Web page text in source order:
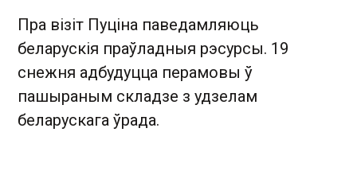
Пра візіт Пуціна паведамляюць
беларускія праўладныя рэсурсы. 19
снежня адбудуцца перамовы ў
пашыраным складзе з удзелам
беларускага ўрада.